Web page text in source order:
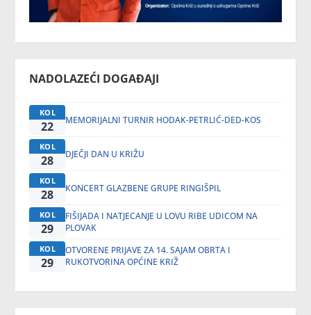
NADOLAZEĆI DOGAĐAJI
KOL
22 MEMORIJALNI TURNIR HODAK-PETRLIĆ-DED-KOS
KOL
28 DJEČJI DAN U KRIŽU
KOL
28 KONCERT GLAZBENE GRUPE RINGIŠPIL
KOL
29
FIŠIJADA I NATJECANJE U LOVU RIBE UDICOM NA
PLOVAK
KOL
29
OTVORENE PRIJAVE ZA 14. SAJAM OBRTA I
RUKOTVORINA OPĆINE KRIŽ